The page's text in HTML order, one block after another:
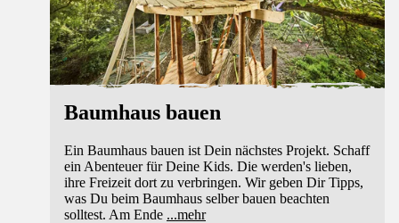
Baumhaus bauen
Ein Baumhaus bauen ist Dein nächstes Projekt. Schaff
ein Abenteuer für Deine Kids. Die werden's lieben,
ihre Freizeit dort zu verbringen. Wir geben Dir Tipps,
was Du beim Baumhaus selber bauen beachten
solltest. Am Ende ...mehr